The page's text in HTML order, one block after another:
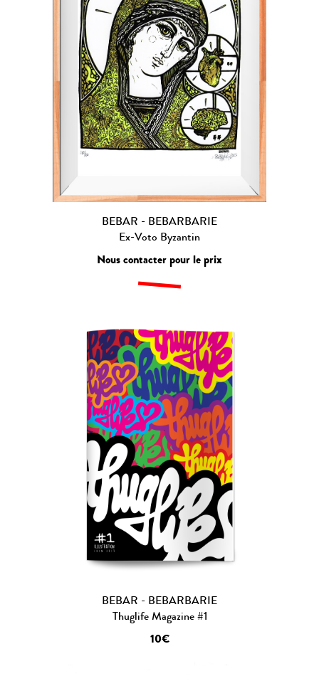
BEBAR - BEBARBARIE
Ex-Voto Byzantin
Nous contacter pour le prix
BEBAR - BEBARBARIE
Thuglife Magazine #1
10€